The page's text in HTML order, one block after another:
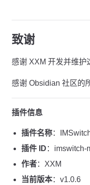
致谢
感谢 XXM 开发并维护
感谢 Obsidian 社区的
插件信息
插件名称：
插件 ID ：imswitch-
作者：XXM
当前版本：v1.0.6